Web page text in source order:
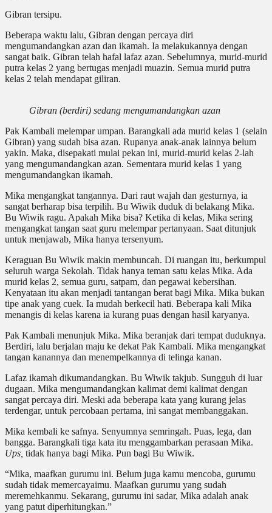
Gibran tersipu.
Beberapa waktu lalu, Gibran dengan percaya diri
mengumandangkan azan dan ikamah. Ia melakukannya dengan
sangat baik. Gibran telah hafal lafaz azan. Sebelumnya, murid-murid
putra kelas 2 yang bertugas menjadi muazin. Semua murid putra
kelas 2 telah mendapat giliran.
Gibran (berdiri) sedang mengumandangkan azan
Pak Kambali melempar umpan. Barangkali ada murid kelas 1 (selain
Gibran) yang sudah bisa azan. Rupanya anak-anak lainnya belum
yakin. Maka, disepakati mulai pekan ini, murid-murid kelas 2-lah
yang mengumandangkan azan. Sementara murid kelas 1 yang
mengumandangkan ikamah.
Mika mengangkat tangannya. Dari raut wajah dan gesturnya, ia
sangat berharap bisa terpilih. Bu Wiwik duduk di belakang Mika.
Bu Wiwik ragu. Apakah Mika bisa? Ketika di kelas, Mika sering
mengangkat tangan saat guru melempar pertanyaan. Saat ditunjuk
untuk menjawab, Mika hanya tersenyum.
Keraguan Bu Wiwik makin membuncah. Di ruangan itu, berkumpul
seluruh warga Sekolah. Tidak hanya teman satu kelas Mika. Ada
murid kelas 2, semua guru, satpam, dan pegawai kebersihan.
Kenyataan itu akan menjadi tantangan berat bagi Mika. Mika bukan
tipe anak yang cuek. Ia mudah berkecil hati. Beberapa kali Mika
menangis di kelas karena ia kurang puas dengan hasil karyanya.
Pak Kambali menunjuk Mika. Mika beranjak dari tempat duduknya.
Berdiri, lalu berjalan maju ke dekat Pak Kambali. Mika mengangkat
tangan kanannya dan menempelkannya di telinga kanan.
Lafaz ikamah dikumandangkan. Bu Wiwik takjub. Sungguh di luar
dugaan. Mika mengumandangkan kalimat demi kalimat dengan
sangat percaya diri. Meski ada beberapa kata yang kurang jelas
terdengar, untuk percobaan pertama, ini sangat membanggakan.
Mika kembali ke safnya. Senyumnya semringah. Puas, lega, dan
bangga. Barangkali tiga kata itu menggambarkan perasaan Mika.
Ups, tidak hanya bagi Mika. Pun bagi Bu Wiwik.
“Mika, maafkan gurumu ini. Belum juga kamu mencoba, gurumu
sudah tidak memercayaimu. Maafkan gurumu yang sudah
meremehkanmu. Sekarang, gurumu ini sadar, Mika adalah anak
yang patut diperhitungkan.”